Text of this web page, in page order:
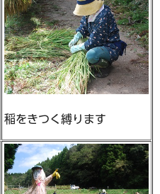
稲をきつく縛ります